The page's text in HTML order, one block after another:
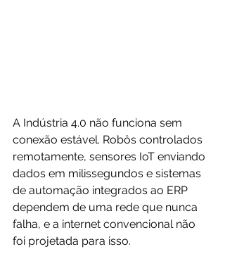
A Indústria 4.0 não funciona sem
conexão estável. Robôs controlados
remotamente, sensores IoT enviando
dados em milissegundos e sistemas
de automação integrados ao ERP
dependem de uma rede que nunca
falha, e a internet convencional não
foi projetada para isso.